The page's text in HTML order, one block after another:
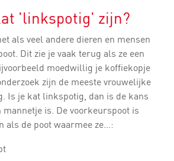
'linkspotig' zijn?
als veel andere dieren en mensen
Dit zie je vaak terug als ze een
moedwillig je koffiekopje
zijn de meeste vrouwelijke
Is je kat linkspotig, dan is de kans
mannetje is. De voorkeurspoot is
als de poot waarmee ze...: